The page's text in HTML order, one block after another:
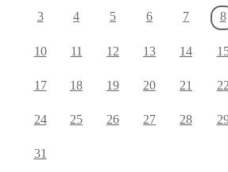
3 4 5 6 7 8
10 11 12 13 14
17 18 19 20 21 22
24 25 26 27 28
31